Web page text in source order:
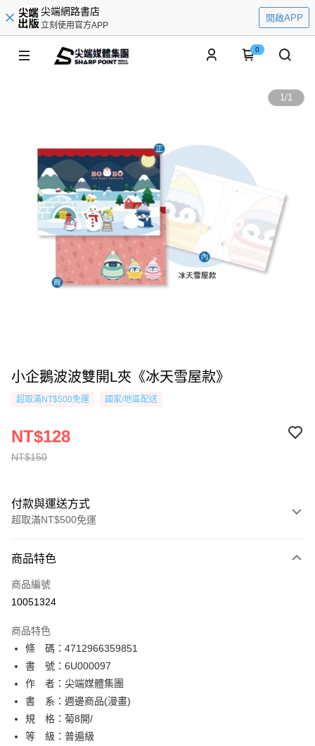
尖端網路書店
立刻使用官方APP
開啟APP
0
1/1
小企鵝波波雙開L夾《冰天雪屋款》
超取滿NT$500免運 國家/地區配送
NT$150
NT$128
付款與運送方式
超取滿NT$500免運
信用卡一次付款
超商取貨付款
相關說明
【關於「AFTEE先享後付」】
AFTEE先享後付是「在收到商品之後才付款」的支付方式。 讓您購物簡單
便利好安心！
１．簡單：不需註冊會員、不需綁卡、不需儲值。
２．便利：只要手機號碼，簡訊認證，即可結帳。
３．安心：先確認商品／服務後，再付款。
【「AFTEE先享後付」結帳流程】
ATM付款
運送方式
全家取貨付款
每筆NT$80，滿NT$500(含以上)免運費
商品特色
商品編號
10051324
商品特色
條 碼：4712966359851
書 號：6U000097
作 者：尖端媒體集團
書 系：週邊商品(漫畫)
規 格：菊8開/
等 級：普遍級